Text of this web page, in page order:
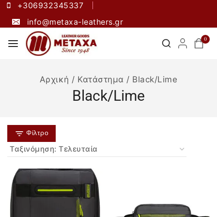
+306932345337
info@metaxa-leathers.gr
0
Αρχική / Κατάστημα / Black/Lime
Black/Lime
Φίλτρο